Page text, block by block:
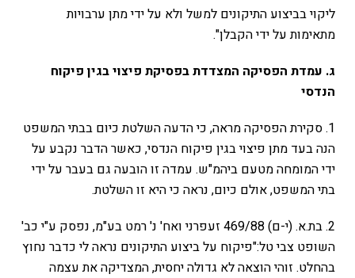
ליקוי בביצוע התיקונים למשל ולא על ידי מתן ערבויות
מתאימות על ידי הקבלן".
ג. עמדת הפסיקה המצדדת בפסיקת פיצוי בגין פיקוח
הנדסי
1. סקירת הפסיקה מראה, כי הדעה השלטת כיום בבתי המשפט
הנה בעד מתן פיצוי בגין פיקוח הנדסי, כאשר הדבר נקבע על
ידי המומחה מטעם ביהמ"ש. עמדה זו הובעה גם בעבר על ידי
בתי המשפט, אולם כיום, נראה כי היא זו השלטת.
2. בת.א. (י-ם) 469/88 זעפרני ואח' נ' רמט בע"מ, נפסק ע"י כב'
השופט צבי טל:"פיקוח על ביצוע התיקונים נראה לי כדבר נחוץ
בהחלט. זוהי הוצאה לא גדולה יחסית, המצדיקה את עצמה